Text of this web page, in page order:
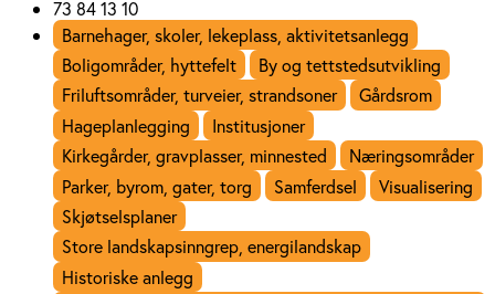
73 84 13 10
Barnehager, skoler, lekeplass, aktivitetsanlegg
Boligområder, hyttefelt
By og tettstedsutvikling
Friluftsområder, turveier, strandsoner
Gårdsrom
Hageplanlegging
Institusjoner
Kirkegårder, gravplasser, minnested
Næringsområder
Parker, byrom, gater, torg
Samferdsel
Visualisering
Skjøtselsplaner
Store landskapsinngrep, energilandskap
Historiske anlegg